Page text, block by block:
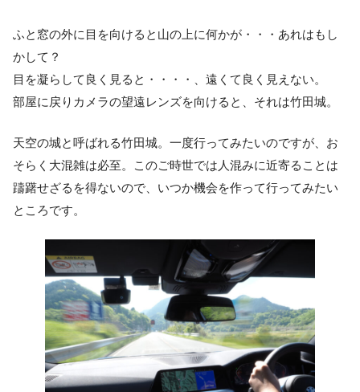
ふと窓の外に目を向けると山の上に何かが・・・あれはもし
かして？
目を凝らして良く見ると・・・・、遠くて良く見えない。
部屋に戻りカメラの望遠レンズを向けると、それは竹田城。
天空の城と呼ばれる竹田城。一度行ってみたいのですが、お
そらく大混雑は必至。このご時世では人混みに近寄ることは
躊躇せざるを得ないので、いつか機会を作って行ってみたい
ところです。